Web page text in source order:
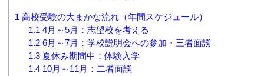
1 高校受験の大まかな流れ（年間スケジュール）
1.1 4月～5月：志望校を考える
1.26月～7月：学校説明会への参加・三者面談
1.3夏休み期間中：体験入学
1.410月～11月：二者面談